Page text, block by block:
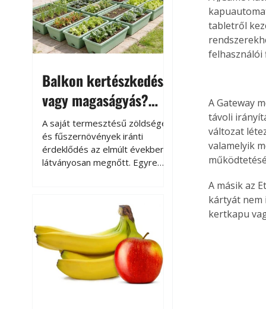
Balkon kertészkedés
vagy magaságyás?
Helytakarékos
kertészkedés
A saját termesztésű zöldségek
és fűszernövények iránti
érdeklődés az elmúlt években
látványosan megnőtt. Egyre
kertészkedés sokak számára
kikapcsolódást és feltöltődést
is jelent.
tabletről
felhasználói
A Gateway
távoli
változat
valamelyik
A másik az
kártyát nem
kertkapu